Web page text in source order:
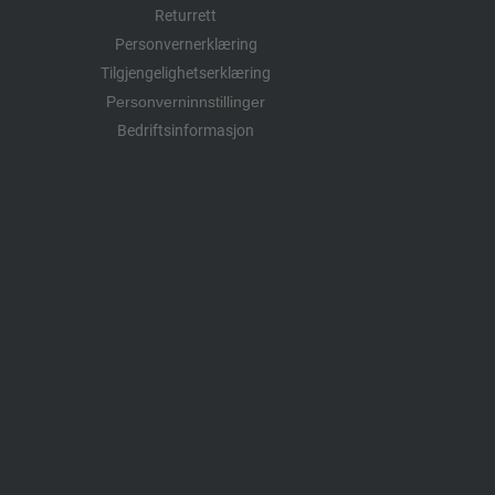
Returrett
Personvernerklæring
Tilgjengelighetserklæring
Personverninnstillinger
Bedriftsinformasjon